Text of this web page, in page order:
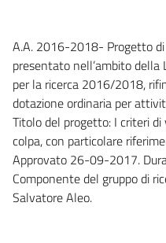
A.A. 2016-2018- Progetto di
presentato nell’ambito
per la ricerca 2016/2018,
dotazione ordinaria per
Titolo del progetto: I criteri di
colpa, con particolare
Approvato 26-09-2017.
Componente del gruppo di
Salvatore Aleo.